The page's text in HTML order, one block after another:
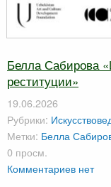
Белла Сабирова
реституции»
19.06.2026
Рубрики:
Метки: Белла
0 просм.
Комментариев нет